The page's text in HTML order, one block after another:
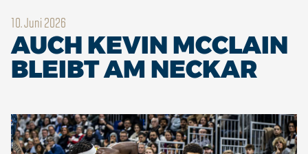
10. Juni 2026
AUCH KEVIN MCCLAIN
BLEIBT AM NECKAR